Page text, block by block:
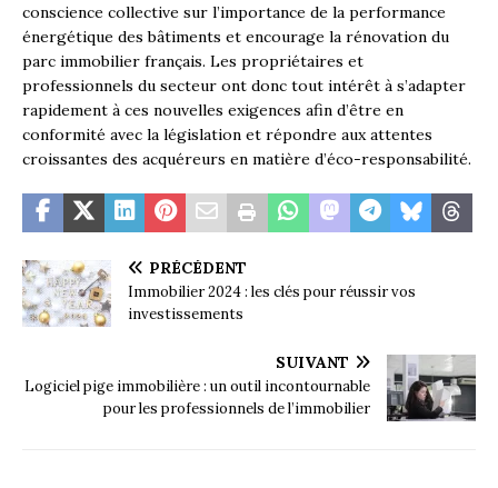
conscience collective sur l’importance de la performance
énergétique des bâtiments et encourage la rénovation du
parc immobilier français. Les propriétaires et
professionnels du secteur ont donc tout intérêt à s’adapter
rapidement à ces nouvelles exigences afin d’être en
conformité avec la législation et répondre aux attentes
croissantes des acquéreurs en matière d’éco-responsabilité.
PRÉCÉDENT
Immobilier 2024 : les clés pour réussir vos
investissements
SUIVANT
Logiciel pige immobilière : un outil incontournable
pour les professionnels de l’immobilier